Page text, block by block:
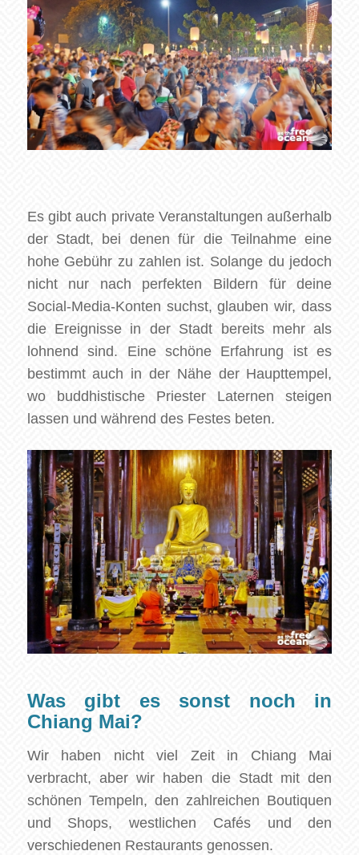
Es gibt auch private Veranstaltungen außerhalb
der Stadt, bei denen für die Teilnahme eine
hohe Gebühr zu zahlen ist. Solange du jedoch
nicht nur nach perfekten Bildern für deine
Social-Media-Konten suchst, glauben wir, dass
die Ereignisse in der Stadt bereits mehr als
lohnend sind. Eine schöne Erfahrung ist es
bestimmt auch in der Nähe der Haupttempel,
wo buddhistische Priester Laternen steigen
lassen und während des Festes beten.
Was gibt es sonst noch in
Chiang Mai?
Wir haben nicht viel Zeit in Chiang Mai
verbracht, aber wir haben die Stadt mit den
schönen Tempeln, den zahlreichen Boutiquen
und Shops, westlichen Cafés und den
verschiedenen Restaurants genossen.